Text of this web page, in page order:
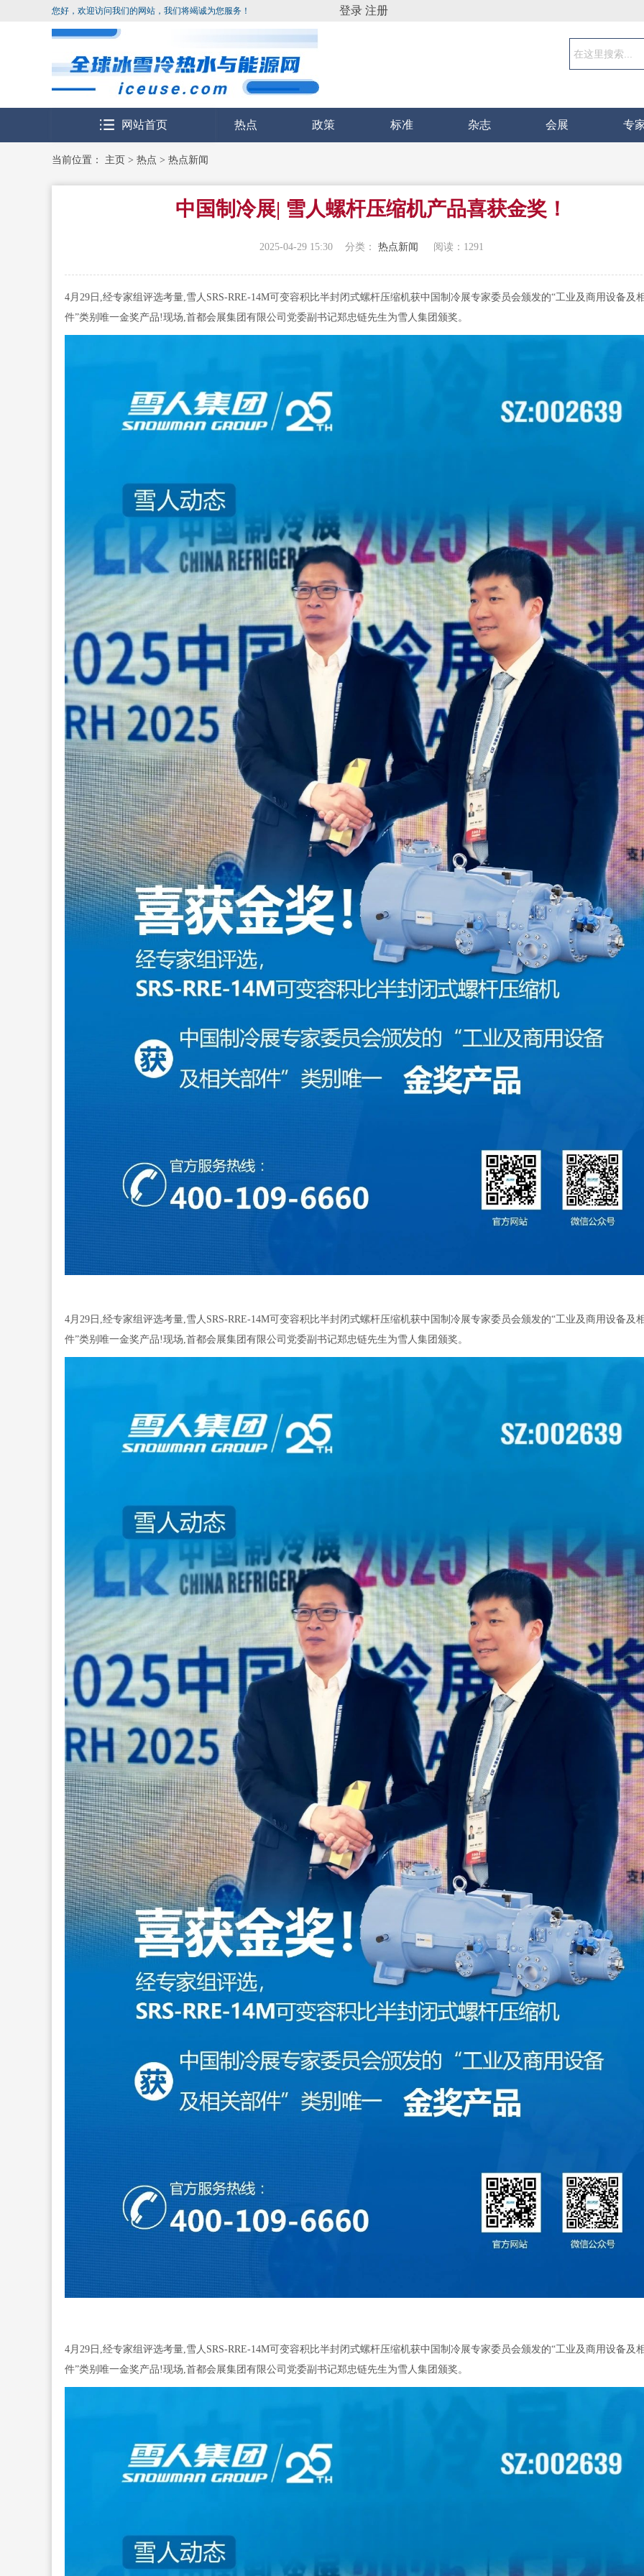
您好，欢迎访问我们的网站，我们将竭诚为您服务！ 登录 注册
热点 政策 标准 杂志 会展 专
网站首页
当前位置： 主页 > 热点 > 热点新闻
中国制冷展| 雪人螺杆压缩机产品喜获金奖！
2025-04-29 15:30 分类： 热点新闻 阅读： 1291
4月29日,经专家组评选考量,雪人SRS-RRE-14M可变容积比半封闭式螺杆压缩机获中国制冷展专家委员会颁发的“工业及商用设备及
件”类别唯一金奖产品!现场,首都会展集团有限公司党委副书记郑忠链先生为雪人集团颁奖。
4月29日,经专家组评选考量,雪人SRS-RRE-14M可变容积比半封闭式螺杆压缩机获中国制冷展专家委员会颁发的“工业及商用设备及
件”类别唯一金奖产品!现场,首都会展集团有限公司党委副书记郑忠链先生为雪人集团颁奖。
4月29日,经专家组评选考量,雪人SRS-RRE-14M可变容积比半封闭式螺杆压缩机获中国制冷展专家委员会颁发的“工业及商用设备及
件”类别唯一金奖产品!现场,首都会展集团有限公司党委副书记郑忠链先生为雪人集团颁奖。